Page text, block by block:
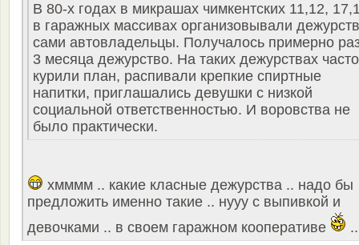
В 80-х годах в микрашах чимкентских 11,12,
в гаражных массивах организовывали
сами автовладельцы. Получалось примерно
3 месяца дежурство. На таких дежурствах часто
курили план, распивали крепкие спиртные
напитки, приглашались девушки с низкой
социальной ответственностью. И воровства не
было практически.
хмммм .. какие класные дежурства .. надо бы
предложить именно такие .. нууу с выпивкой и
девочками .. в своем гаражном кооперативе
..